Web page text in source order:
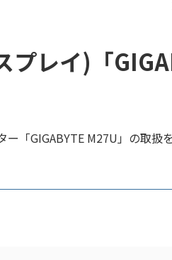
プレイ)「
「GIGABYTE M27U」の取扱